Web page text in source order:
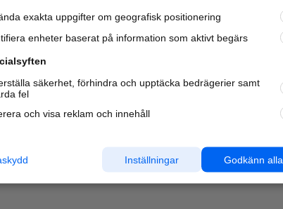
exakta uppgifter om geografisk positionering
enheter baserat på information som aktivt begärs
säkerhet, förhindra och upptäcka bedrägerier samt
fel
och visa reklam och innehåll
Godkänn alla
Inställningar